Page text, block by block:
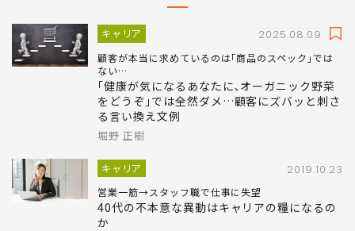
キャリア 2025.08.09
顧客が本当に求めているのは｢商品のスペック｣では
ない…
｢健康が気になるあなたに､オーガニック野菜
をどうぞ｣では全然ダメ…顧客にズバッと刺さ
る言い換え文例
堀野 正樹
キャリア 2019.10.23
営業一筋→スタッフ職で仕事に失望
40代の不本意な異動はキャリアの糧になるの
か